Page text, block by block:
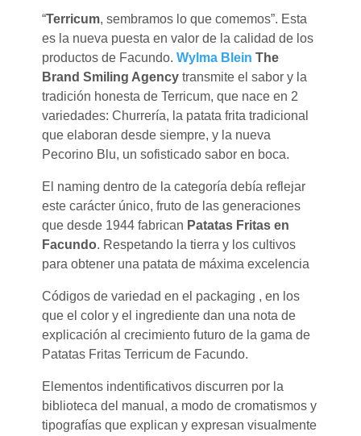
“Terricum, sembramos lo que comemos”. Esta
es la nueva puesta en valor de la calidad de los
productos de Facundo.Wylma Blein The
Brand Smiling Agencytransmite el sabor y la
tradición honesta de Terricum, que nace en 2
variedades: Churrería, la patata frita tradicional
que elaboran desde siempre, y la nueva
Pecorino Blu, un sofisticado sabor en boca.
El naming dentro de la categoría debía reflejar
este carácter único, fruto de las generaciones
que desde 1944 fabrican Patatas Fritas en
Facundo. Respetando la tierra y los cultivos
para obtener una patata de máxima excelencia
Códigos de variedad en el packaging , en los
que el color y el ingrediente dan una nota de
explicación al crecimiento futuro de la gama de
Patatas Fritas Terricum de Facundo.
Elementos indentificativos discurren por la
biblioteca del manual, a modo de cromatismos y
tipografías que explican y expresan visualmente